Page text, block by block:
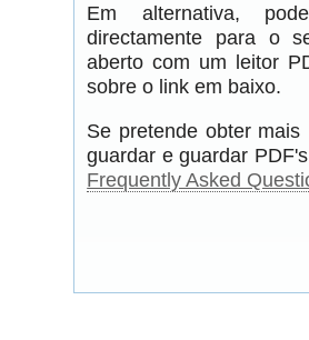
Em alternativa,
directamente para o
aberto com um leitor
sobre o link em baixo.
Se pretende obter
guardar e guardar
Frequently Asked